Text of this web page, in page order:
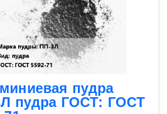
пудра
пудра ГОСТ: ГОСТ